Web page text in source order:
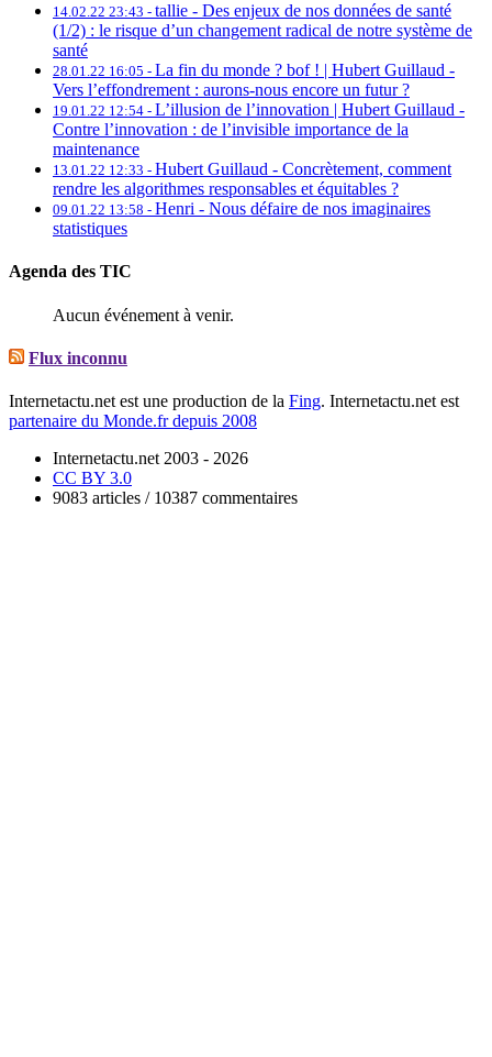
14.02.22 23:43 - tallie - Des enjeux de nos données de santé
(1/2) : le risque d’un changement radical de notre système de
santé
28.01.22 16:05 - La fin du monde ? bof ! | Hubert Guillaud -
Vers l’effondrement : aurons-nous encore un futur ?
19.01.22 12:54 - L’illusion de l’innovation | Hubert Guillaud -
Contre l’innovation : de l’invisible importance de la
maintenance
13.01.22 12:33 - Hubert Guillaud - Concrètement, comment
rendre les algorithmes responsables et équitables ?
09.01.22 13:58 - Henri - Nous défaire de nos imaginaires
statistiques
Agenda des TIC
Aucun événement à venir.
Flux inconnu
Internetactu.net est une production de la Fing. Internetactu.net est
partenaire du Monde.fr depuis 2008
Internetactu.net 2003 - 2026
CC BY 3.0
9083 articles / 10387 commentaires